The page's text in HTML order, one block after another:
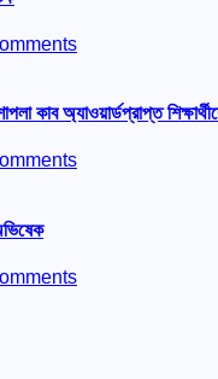
কাব অ্যাওয়ার্ডপ্রাপ্ত